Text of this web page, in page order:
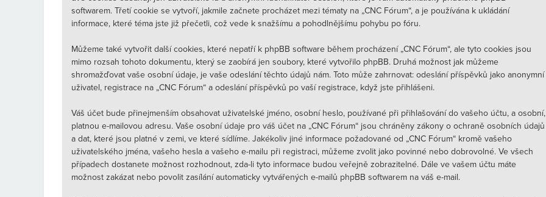
softwarem. Třetí cookie se vytvoří, jakmile začnete procházet mezi tématy na „CNC Fórum“, a je používána k ukládání
informace, které téma jste již přečetli, což vede k snažšímu a pohodlnějšímu pohybu po fóru.
Můžeme také vytvořit další cookies, které nepatří k phpBB software během procházení „CNC Fórum“, ale tyto cookies jsou
mimo rozsah tohoto dokumentu, který se zaobírá jen soubory, které vytvořilo phpBB. Druhá možnost jak můžeme
shromažďovat vaše osobní údaje, je vaše odeslání těchto údajů nám. Toto může zahrnovat: odeslání příspěvků jako anonymní
uživatel, registrace na „CNC Fórum“ a odeslání příspěvků po vaší registrace, když jste přihlášeni.
Váš účet bude přinejmenším obsahovat uživatelské jméno, osobní heslo, používané při přihlašování do vašeho účtu, a osobní,
platnou e-mailovou adresu. Vaše osobní údaje pro váš účet na „CNC Fórum“ jsou chráněny zákony o ochraně osobních údajů
a dat, které jsou platné v zemi, ve které sídlíme. Jakékoliv jiné informace požadované od „CNC Fórum“ kromě vašeho
uživatelského jména, vašeho hesla a vašeho e-mailu při registraci, můžeme zvolit jako povinné nebo dobrovolné. Ve všech
případech dostanete možnost rozhodnout, zda-li tyto informace budou veřejně zobrazitelné. Dále ve vašem účtu máte
možnost zakázat nebo povolit zasílání automaticky vytvářených e-mailů phpBB softwarem na váš e-mail.